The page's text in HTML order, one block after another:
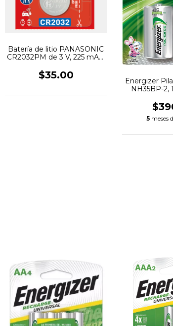
Batería de litio PANASONIC
CR2032PM de 3 V, 225 mAh,
$35.00
Energizer
NH35BP-2,
5 meses